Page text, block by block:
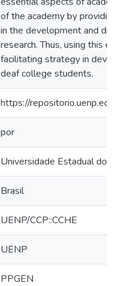
of the academy by
in the development and
research. Thus, using this
facilitating strategy in
deaf college students.
https://
por
Universidade Estadual do
Brasil
UENP/CCP::CCHE
UENP
PPGEN